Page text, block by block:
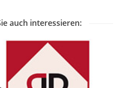
auch interessieren: